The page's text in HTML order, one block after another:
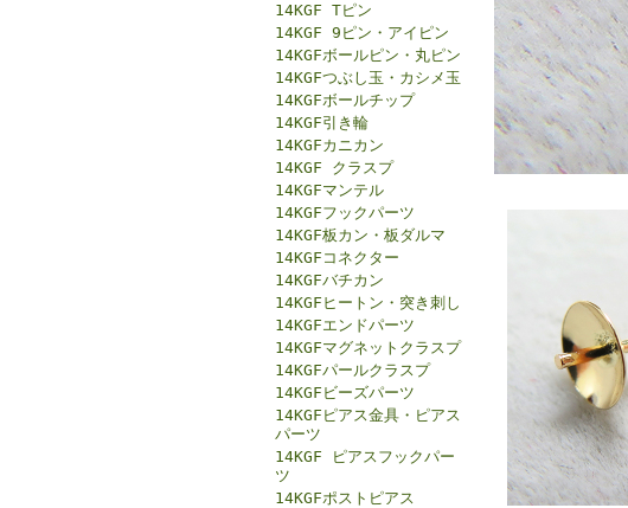
14KGF Tピン
14KGF 9ピン・アイピン
14KGFボールピン・丸ピン
14KGFつぶし玉・カシメ玉
14KGFボールチップ
14KGF引き輪
14KGFカニカン
14KGF クラスプ
14KGFマンテル
14KGFフックパーツ
14KGF板カン・板ダルマ
14KGFコネクター
14KGFバチカン
14KGFヒートン・突き刺し
14KGFエンドパーツ
14KGFマグネットクラスプ
14KGFパールクラスプ
14KGFビーズパーツ
14KGFピアス金具・ピアス
パーツ
14KGF ピアスフックパー
ツ
14KGFポストピアス